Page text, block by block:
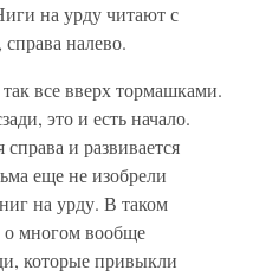
на урду читают с
налево.
все вверх тормашками.
это и есть начало.
и развивается
еще не изобрели
на урду. В таком
о многом вообще
которые привыкли